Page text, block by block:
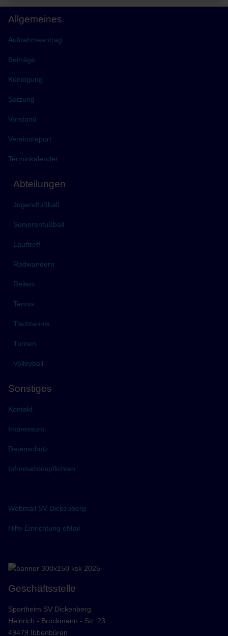
Allgemeines
Aufnahmeantrag
Beiträge
Kündigung
Satzung
Vorstand
Vereinsreport
Terminkalender
Abteilungen
Jugendfußball
Seniorenfußball
Lauftreff
Radwandern
Reiten
Tennis
Tischtennis
Turnen
Volleyball
Sonstiges
Kontakt
Impressum
Datenschutz
Informationspflichten
Webmail SV Dickenberg
Hilfe Einrichtung eMail
Geschäftsstelle
Sportheim SV Dickenberg
Heinrich - Brockmann - Str. 23
49479 Ibbenbüren